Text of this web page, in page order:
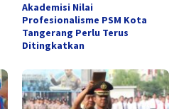
Akademisi Nilai
Profesionalisme PSM Kota
Tangerang Perlu Terus
Ditingkatkan